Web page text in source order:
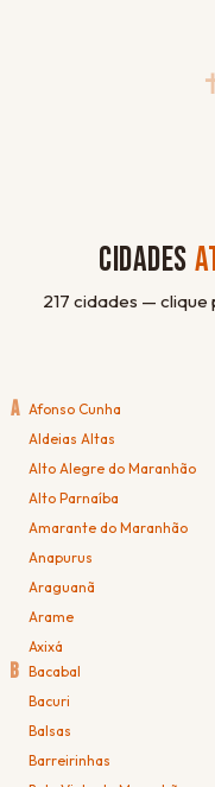
CIDADES
217 cidades —
A Afonso Cunha
Aldeias Altas
Alto Alegre do Maranhão
Alto Parnaíba
Amarante do Maranhão
Anapurus
Araguanã
Arame
Axixá
B Bacabal
Bacuri
Balsas
Barreirinhas